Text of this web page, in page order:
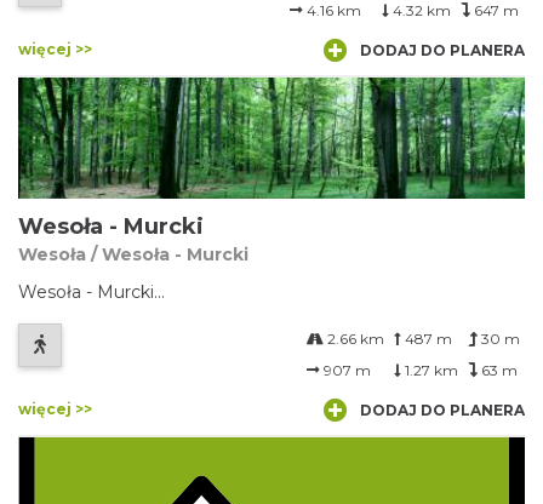
4.16 km
4.32 km 647 m
więcej >> DODAJ DO PLANERA
Wesoła - Murcki
Wesoła / Wesoła - Murcki
Wesoła - Murcki...
2.66 km 487 m
30 m
907 m
1.27 km 63 m
więcej >> DODAJ DO PLANERA